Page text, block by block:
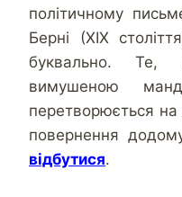
політичному
Берні (ХІХ
буквально. Те,
вимушеною
перетворюється на
повернення
відбутися.